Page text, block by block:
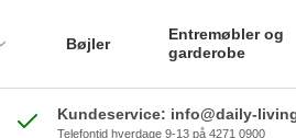
Bøjler
Entremøbler og
garderobe
Kundeservice: info@daily-
Telefontid hverdage 9-13 på 4271 0900